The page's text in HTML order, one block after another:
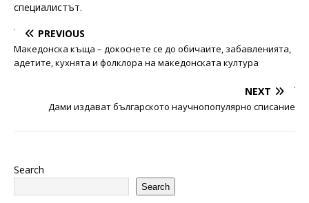
специалистът.
PREVIOUS
Македонска къща – докоснете се до обичаите, забавленията,
адетите, кухнята и фолклора на македонската култура
NEXT
Дами издават българското научнопопулярно списание
Search
Search